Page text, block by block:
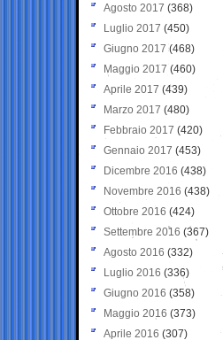
Agosto 2017 (368)
Luglio 2017 (450)
Giugno 2017 (468)
Maggio 2017 (460)
Aprile 2017 (439)
Marzo 2017 (480)
Febbraio 2017 (420)
Gennaio 2017 (453)
Dicembre 2016 (438)
Novembre 2016 (438)
Ottobre 2016 (424)
Settembre 2016 (367)
Agosto 2016 (332)
Luglio 2016 (336)
Giugno 2016 (358)
Maggio 2016 (373)
Aprile 2016 (307)